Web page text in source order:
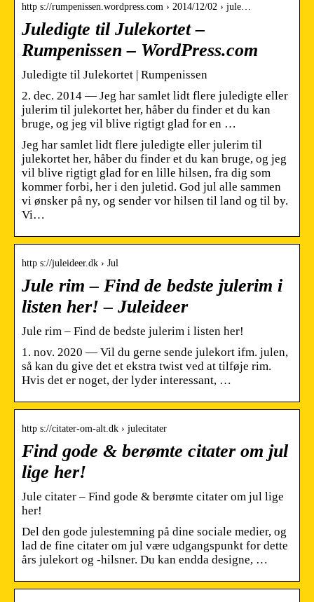
http s://rumpenissen.wordpress.com › 2014/12/02 › jule…
Juledigte til Julekortet –
Rumpenissen – WordPress.com
Juledigte til Julekortet | Rumpenissen
2. dec. 2014 — Jeg har samlet lidt flere juledigte eller
julerim til julekortet her, håber du finder et du kan
bruge, og jeg vil blive rigtigt glad for en …
Jeg har samlet lidt flere juledigte eller julerim til
julekortet her, håber du finder et du kan bruge, og jeg
vil blive rigtigt glad for en lille hilsen, fra dig som
kommer forbi, her i den juletid. God jul alle sammen
vi ønsker på ny, og sender vor hilsen til land og til by.
Vi…
http s://juleideer.dk › Jul
Jule rim – Find de bedste julerim i
listen her! – Juleideer
Jule rim – Find de bedste julerim i listen her!
1. nov. 2020 — Vil du gerne sende julekort ifm. julen,
så kan du give det et ekstra twist ved at tilføje rim.
Hvis det er noget, der lyder interessant, …
http s://citater-om-alt.dk › julecitater
Find gode & berømte citater om jul
lige her!
Jule citater – Find gode & berømte citater om jul lige
her!
Del den gode julestemning på dine sociale medier, og
lad de fine citater om jul være udgangspunkt for dette
års julekort og -hilsner. Du kan endda designe, …